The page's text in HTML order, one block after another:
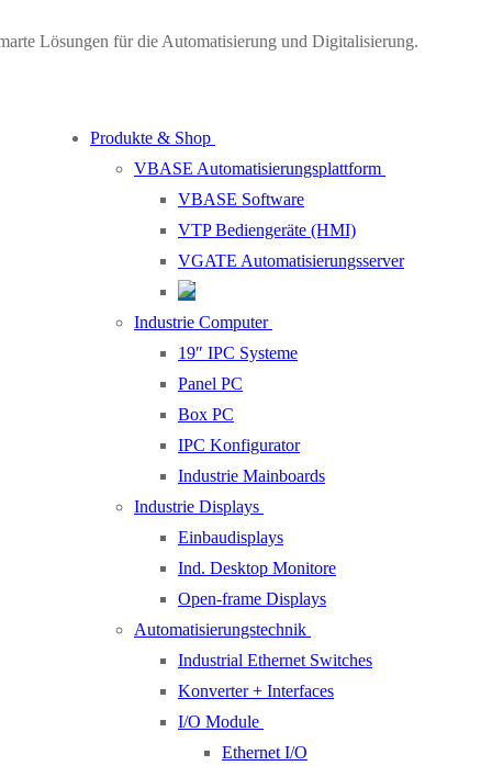
Lösungen für die Automatisierung und Digitalisierung.
Produkte & Shop
VBASE Automatisierungsplattform
VBASE Software
VTP Bediengeräte (HMI)
VGATE Automatisierungsserver
Industrie Computer
19″ IPC Systeme
Panel PC
Box PC
IPC Konfigurator
Industrie Mainboards
Industrie Displays
Einbaudisplays
Ind. Desktop Monitore
Open-frame Displays
Automatisierungstechnik
Industrial Ethernet Switches
Konverter + Interfaces
I/O Module
Ethernet I/O